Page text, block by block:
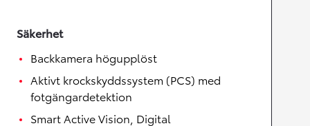
Säkerhet
Backkamera högupplöst
Aktivt krockskyddssystem (PCS) med
fotgängardetektion
Smart Active Vision, Digital